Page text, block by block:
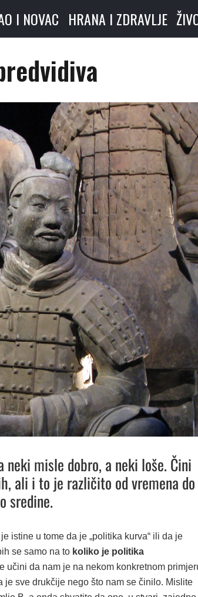
I NOVAC HRANA I ZDRAVLJE
misle dobro, a neki loše. Čini
ali i to je različito od vremena do
sredine.
istine u tome da je „politika kurva“ ili da je
se samo na to koliko je politika
učini da nam je na nekom konkretnom
je sve drukčije nego što nam se činilo. Mislite